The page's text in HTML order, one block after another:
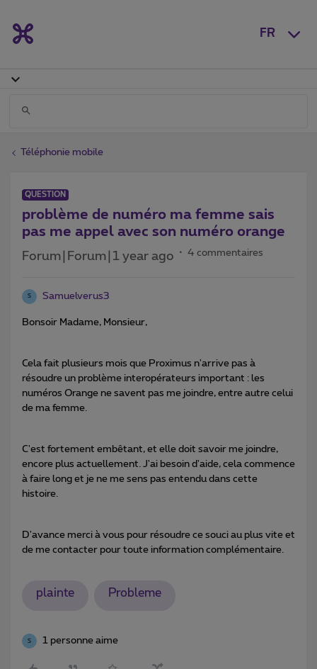
FR
Téléphonie mobile
QUESTION
problème de numéro ma femme sais
pas me appel avec son numéro orange
Forum|Forum|1 year ago 4 commentaires
S Samuelverus3
Bonsoir Madame, Monsieur,
Cela fait plusieurs mois que Proximus n'arrive pas à
résoudre un problème interopérateurs important : les
numéros Orange ne savent pas me joindre, entre autre celui
de ma femme.
C'est fortement embêtant, et elle doit savoir me joindre,
encore plus actuellement. J'ai besoin d'aide, cela commence
à faire long et je ne me sens pas entendu dans cette
histoire.
D'avance merci à vous pour résoudre ce souci au plus vite et
de me contacter pour toute information complémentaire.
plainte Probleme
S 1 personne aime